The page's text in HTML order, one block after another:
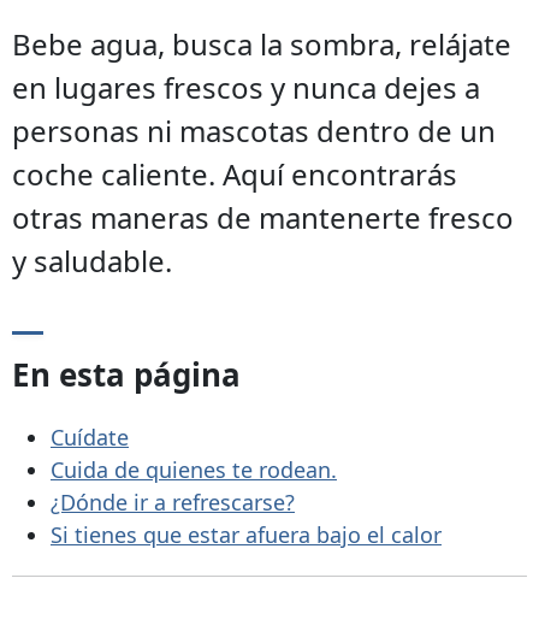
Bebe agua, busca la sombra, relájate
en lugares frescos y nunca dejes a
personas ni mascotas dentro de un
coche caliente. Aquí encontrarás
otras maneras de mantenerte fresco
y saludable.
En esta página
Cuídate
Cuida de quienes te rodean.
¿Dónde ir a refrescarse?
Si tienes que estar afuera bajo el calor